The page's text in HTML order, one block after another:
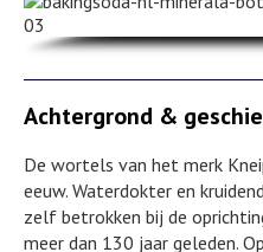
Achtergrond &
De wortels van het merk
eeuw. Waterdokter en
zelf betrokken bij de
meer dan 130 jaar geleden.